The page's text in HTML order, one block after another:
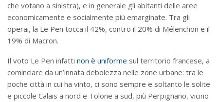
che votano a sinistra), e in generale gli abitanti delle aree
economicamente e socialmente più emarginate. Tra gli
operai, la Le Pen tocca il 42%, contro il 20% di Mélenchon e il
19% di Macron.
Il voto Le Pen infatti non è uniforme sul territorio francese, a
cominciare da un’innata debolezza nelle zone urbane: tra le
poche città in cui ha vinto, ci sono sempre e soltanto le solite
e piccole Calais a nord e Tolone a sud, più Perpignano, vicino